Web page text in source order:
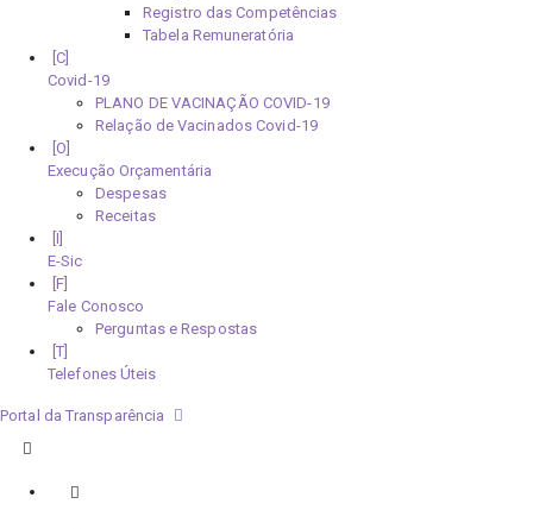
Registro das Competências
Tabela Remuneratória
Covid-19
PLANO DE VACINAÇÃO COVID-19
Relação de Vacinados Covid-19
Execução Orçamentária
Despesas
Receitas
E-Sic
Fale Conosco
Perguntas e Respostas
Telefones Úteis
Portal da Transparência